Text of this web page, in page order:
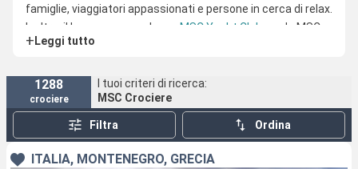
Ricerca
famiglie, viaggiatori appassionati e persone in cerca di relax.
Inoltre, il lussuoso complesso MSC Yacht Club
rende MSC
Crociere la scelta perfetta per una
+ Leggi tutto
1288
crociere
I tuoi criteri di ricerca:
MSC Crociere
Filtra Ordina
ITALIA, MONTENEGRO, GRECIA